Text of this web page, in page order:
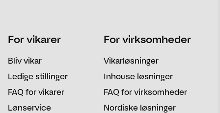
Email Postnummer
For vikarer
Bliv vikar
Ledige stillinger
FAQ for vikarer
Lønservice
For virksomheder
Vikarløsninger
Inhouse løsninger
FAQ for virksomheder
Nordiske løsninger